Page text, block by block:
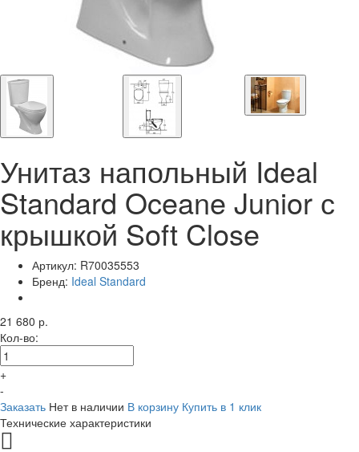
Унитаз напольный Ideal
Standard Oceane Junior с
крышкой Soft Close
Артикул: R70035553
Бренд: Ideal Standard
21 680 р.
Кол-во:
+
-
Заказать Нет в наличии В корзину Купить в 1 клик
Технические характеристики